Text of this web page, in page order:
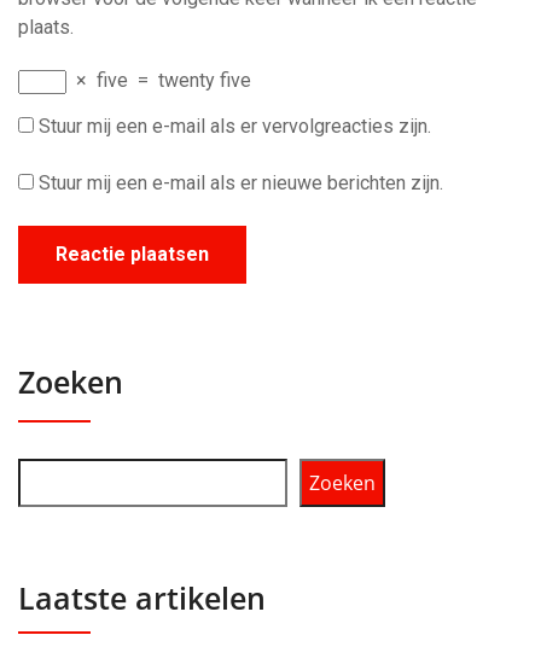
plaats.
× five = twenty five
Stuur mij een e-mail als er vervolgreacties zijn.
Stuur mij een e-mail als er nieuwe berichten zijn.
Zoeken
Zoeken
Laatste artikelen